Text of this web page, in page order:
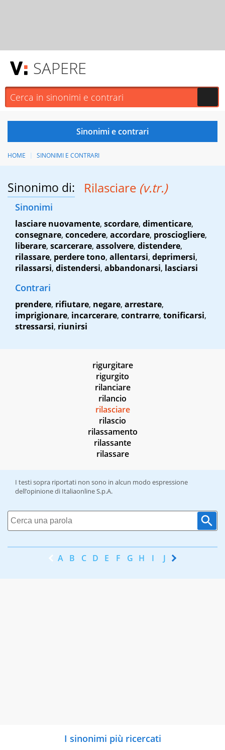
SAPERE
HOME SINONIMI E CONTRARI
Sinonimo di: Rilasciare (v.tr.)
Sinonimi
lasciare nuovamente, scordare, dimenticare,
consegnare, concedere, accordare, prosciogliere,
liberare, scarcerare, assolvere, distendere,
rilassare, perdere tono, allentarsi, deprimersi,
rilassarsi, distendersi, abbandonarsi, lasciarsi
Contrari
prendere, rifiutare, negare, arrestare,
imprigionare, incarcerare, contrarre, tonificarsi,
stressarsi, riunirsi
rigurgitare
rigurgito
rilanciare
rilancio
rilasciare
rilascio
rilassamento
rilassante
rilassare
I testi sopra riportati non sono in alcun modo espressione
dell’opinione di Italiaonline S.p.A.
A B C D E F G H I J K
I sinonimi più ricercati